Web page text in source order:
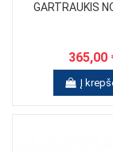
GARTRAUKIS
365,00
Į